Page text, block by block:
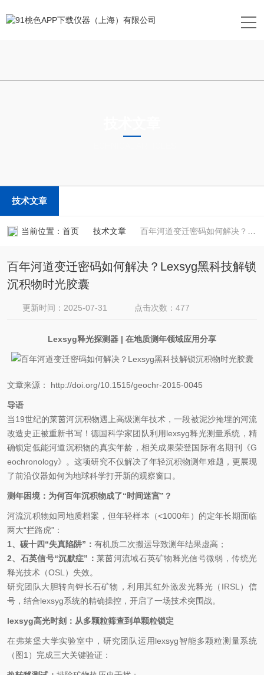
技术文章
当前位置： 首页 技术文章 百年河道变迁密码如何解决？Lexsyg黑科技解锁沉积物时光胶囊
百年河道变迁密码如何解决？Lexsyg黑科技解锁
沉积物时光胶囊
更新时间：2025-07-31 点击次数：477
Lexsyg释光探测器 | 在地质测年领域应用分享
文章来源： http://doi.org/10.1515/geochr-2015-0045
导语
当19世纪的莱茵河沉积物遇上高级测年技术，一段被泥沙掩埋的河流
改造史正被重新书写！德国科学家团队利用lexsyg释光测量系统，精
确锁定低能河道沉积物的真实年龄，相关成果荣登国际有名期刊《G
eochronology》。这项研究不仅解决了年轻沉积物测年难题，更展现
了前沿仪器如何为地球科学打开新的观察窗口。
测年困境：为何百年沉积物成了“时间迷宫” ？
河流沉积物如同地质档案，但年轻样本（<1000年）的定年长期面临
两大“拦路虎” ：
1️、碳十四“失真陷阱” ： 有机质二次搬运导致测年结果虚高；
2️、石英信号“沉默症” ： 莱茵河流域石英矿物释光信号微弱，传统光
释光技术（OSL ）失效。
研究团队大胆转向钾长石矿物，利用其红外激发光释光（ IRSL ）信
号，结合lexsyg系统的精确操控，开启了一场技术突围战。
lexsyg高光时刻：从多颗粒筛查到单颗粒锁定
在弗莱堡大学实验室中，研究团队运用lexsyg智能多颗粒测量系统
（图1 ）完成三大关键验证：